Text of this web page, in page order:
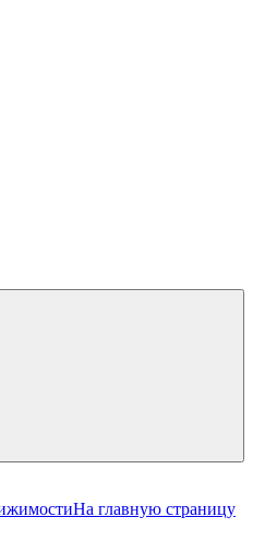
На главную страницу